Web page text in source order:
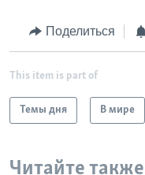
Поделиться
This item is part of
Темы дня В мире
Читайте также